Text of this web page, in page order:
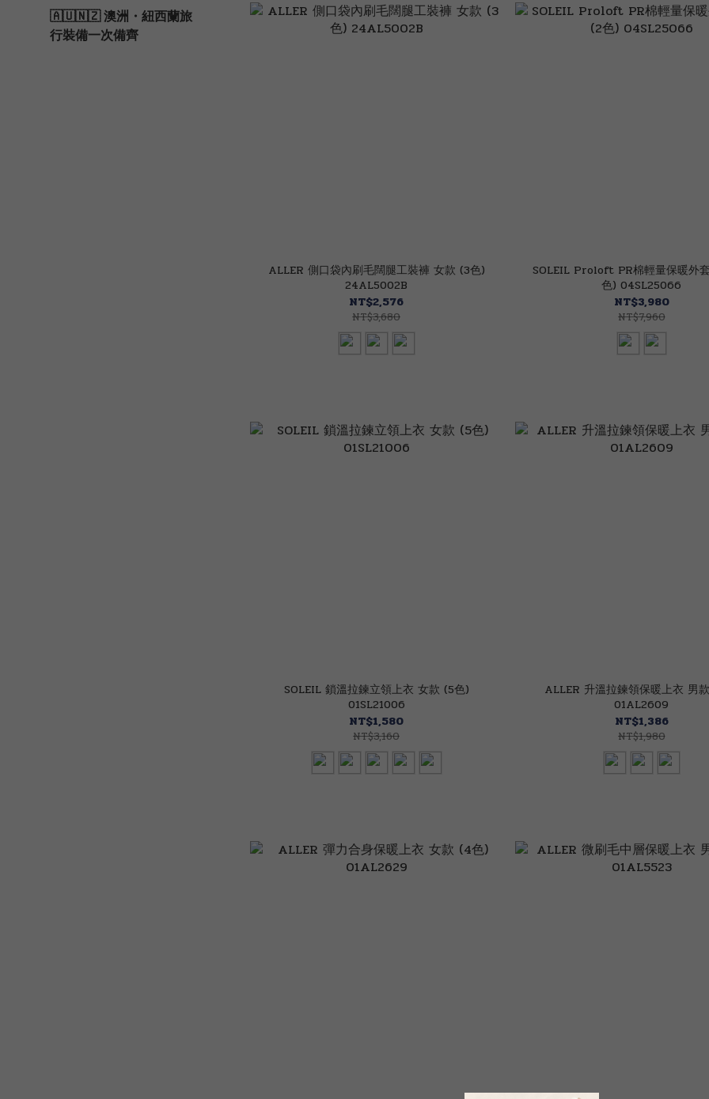
🇦🇺🇳🇿 澳洲・紐西蘭旅
行裝備一次備齊
ALLER 側口袋內刷毛闊腿工裝褲 女款 (3色)
24AL5002B
NT$2,576
NT$3,680
SOLEIL Proloft PR棉輕量保暖外
色) 04SL25066
NT$3,980
NT$7,960
SOLEIL 鎖溫拉鍊立領上衣 女款 (5色)
01SL21006
NT$1,580
NT$3,160
ALLER 升溫拉鍊領保暖上衣 男
01AL2609
NT$1,386
NT$1,980